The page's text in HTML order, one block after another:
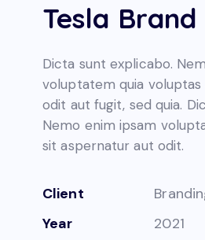
Tesla
Dicta sunt explicabo.
voluptatem quia
odit aut fugit, sed quia.
Nemo enim ipsam
sit aspernatur aut odit.
Client
Year
2021